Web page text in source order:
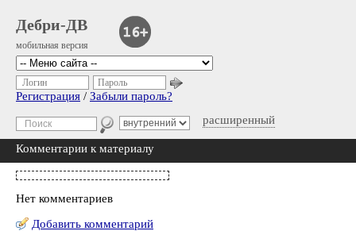
Дебри-ДВ
мобильная версия
расширенный
Логин Пароль
Регистрация / Забыли пароль?
Комментарии к материалу
Нет комментариев
Добавить комментарий